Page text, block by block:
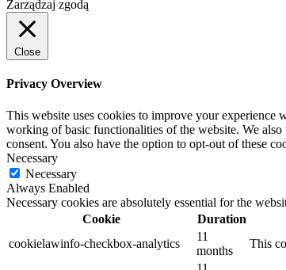
Zarządzaj zgodą
Close
Privacy Overview
This website uses cookies to improve your experience
working of basic functionalities of the website. We
consent. You also have the option to opt-out of these
Necessary
Necessary
Always Enabled
Necessary cookies are absolutely essential for the
Cookie
Duration
cookielawinfo-checkbox-analytics
11
months
This